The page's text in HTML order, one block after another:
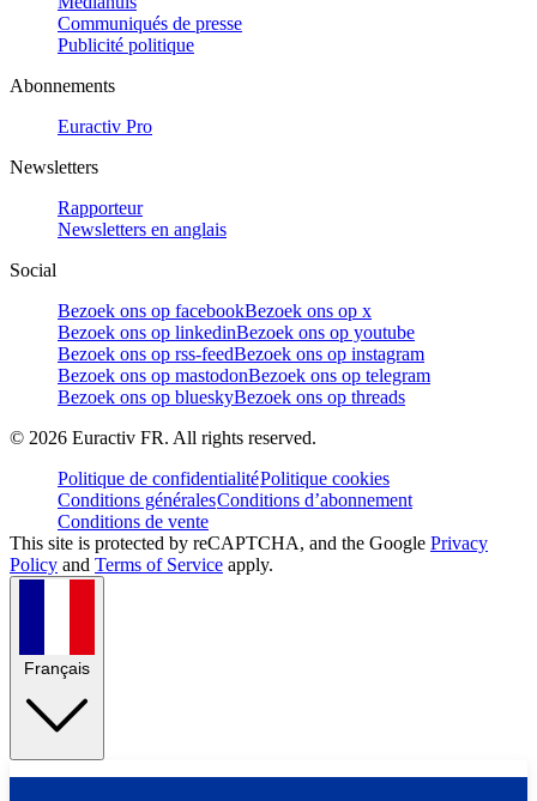
Communiqués de presse
Publicité politique
Abonnements
Euractiv Pro
Newsletters
Rapporteur
Newsletters en anglais
Social
Bezoek ons op facebookBezoek ons op x
Bezoek ons op linkedinBezoek ons op youtube
Bezoek ons op rss-feedBezoek ons op instagram
Bezoek ons op mastodonBezoek ons op telegram
Bezoek ons op blueskyBezoek ons op threads
© 2026 Euractiv FR. All rights reserved.
Politique de confidentialitéPolitique cookies
Conditions généralesConditions d’abonnement
Conditions de vente
This site is protected by reCAPTCHA, and the Google Privacy
Policy and Terms of Service apply.
Français